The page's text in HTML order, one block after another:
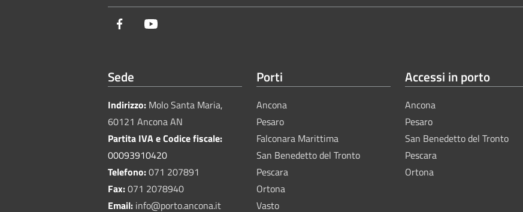
Facebook
Sede
Indirizzo: Molo Santa Maria,
60121 Ancona AN
Partita IVA e Codice fiscale:
00093910420
Telefono:071 207891
Fax:071 2078940
Email: info@porto.ancona.it
Porti
Ancona
Pesaro
Falconara Marittima
San Benedetto del Tronto
Pescara
Ortona
Vasto
Accessi in porto
Ancona
Pesaro
San Benedetto del Tronto
Pescara
Ortona